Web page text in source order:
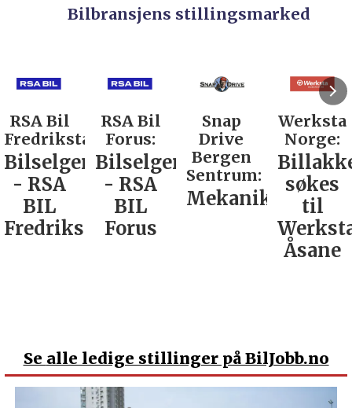
Bilbransjens stillingsmarked
RSA Bil
Fredrikstad:
Bilselger
- RSA
BIL
Fredrikstad
RSA Bil
Forus:
Bilselger
- RSA
BIL
Forus
Snap
Drive
Bergen
Sentrum:
Mekaniker
Werksta
Norge:
søkes
til
Åsane
Se alle ledige stillinger på BilJobb.no